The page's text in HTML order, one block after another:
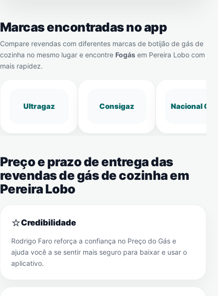
Marcas encontradas no app
Compare revendas com diferentes marcas de botijão de gás de
cozinha no mesmo lugar e encontre Fogás em Pereira Lobo com
mais rapidez.
Ultragaz Consigaz Nacional Gás
Preço e prazo de entrega das
revendas de gás de cozinha em
Pereira Lobo
⭐Credibilidade
Rodrigo Faro reforça a confiança no Preço do Gás e
ajuda você a se sentir mais seguro para baixar e usar o
aplicativo.